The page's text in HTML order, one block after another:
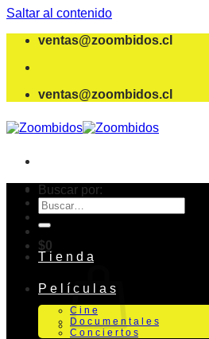
Saltar al contenido
ventas@zoombidos.cl
ventas@zoombidos.cl
$0
Buscar por:
T i e n d a
P e l í c u l a s
C i n e
D o c u m e n t a l e s
C o n c i e r t o s